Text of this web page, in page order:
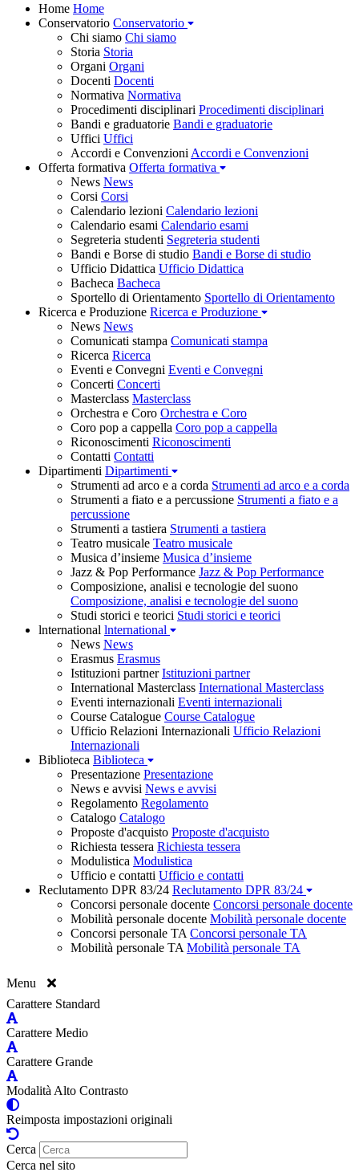
Home Home
Conservatorio Conservatorio
Chi siamo Chi siamo
Storia Storia
Organi Organi
Docenti Docenti
Normativa Normativa
Procedimenti disciplinari Procedimenti disciplinari
Bandi e graduatorie Bandi e graduatorie
Uffici Uffici
Accordi e Convenzioni Accordi e Convenzioni
Offerta formativa Offerta formativa
News News
Corsi Corsi
Calendario lezioni Calendario lezioni
Calendario esami Calendario esami
Segreteria studenti Segreteria studenti
Bandi e Borse di studio Bandi e Borse di studio
Ufficio Didattica Ufficio Didattica
Bacheca Bacheca
Sportello di Orientamento Sportello di Orientamento
Ricerca e Produzione Ricerca e Produzione
News News
Comunicati stampa Comunicati stampa
Ricerca Ricerca
Eventi e Convegni Eventi e Convegni
Concerti Concerti
Masterclass Masterclass
Orchestra e Coro Orchestra e Coro
Coro pop a cappella Coro pop a cappella
Riconoscimenti Riconoscimenti
Contatti Contatti
Dipartimenti Dipartimenti
Strumenti ad arco e a corda Strumenti ad arco e a corda
Strumenti a fiato e a percussione Strumenti a fiato e a
percussione
Strumenti a tastiera Strumenti a tastiera
Teatro musicale Teatro musicale
Musica d’insieme Musica d’insieme
Jazz & Pop Performance Jazz & Pop Performance
Composizione, analisi e tecnologie del suono
Composizione, analisi e tecnologie del suono
Studi storici e teorici Studi storici e teorici
lnternational lnternational
News News
Erasmus Erasmus
Istituzioni partner Istituzioni partner
International Masterclass International Masterclass
Eventi internazionali Eventi internazionali
Course Catalogue Course Catalogue
Ufficio Relazioni Internazionali Ufficio Relazioni
Internazionali
Biblioteca Biblioteca
Presentazione Presentazione
News e avvisi News e avvisi
Regolamento Regolamento
Catalogo Catalogo
Proposte d'acquisto Proposte d'acquisto
Richiesta tessera Richiesta tessera
Modulistica Modulistica
Ufficio e contatti Ufficio e contatti
Reclutamento DPR 83/24 Reclutamento DPR 83/24
Concorsi personale docente Concorsi personale docente
Mobilità personale docente Mobilità personale docente
Concorsi personale TA Concorsi personale TA
Mobilità personale TA Mobilità personale TA
Menu
Carattere Standard
Carattere Medio
Carattere Grande
Modalità Alto Contrasto
Reimposta impostazioni originali
Cerca
Cerca nel sito